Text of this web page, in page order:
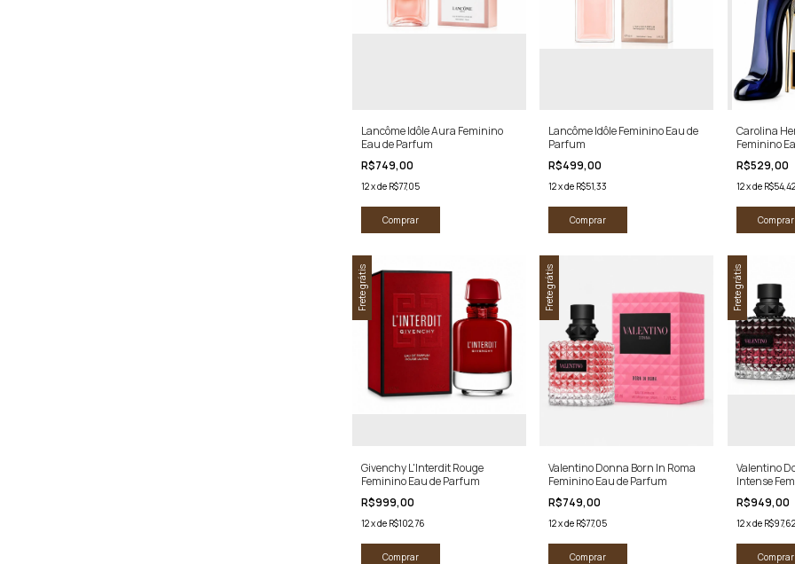
Lancôme Idôle Aura Feminino
Eau de Parfum
R$749,00
12xde R$77,05
Comprar
Lancôme Idôle Feminino Eau de
Parfum
R$499,00
12xde R$51,33
Comprar
Carolina
Feminino
R$529,00
12xde R$54,42
Comprar
Frete grátis
Givenchy L'Interdit Rouge
Feminino Eau de Parfum
R$999,00
12xde R$102,76
Comprar
Frete grátis
Valentino Donna Born In Roma
Feminino Eau de Parfum
R$749,00
12xde R$77,05
Comprar
Frete grátis
Valentino
Intense
Parfum
R$949,00
12xde R$97,62
Comprar